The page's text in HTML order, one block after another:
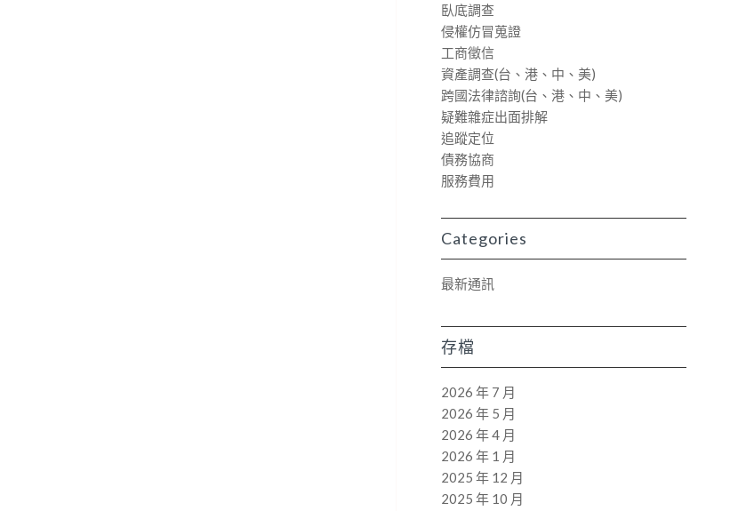
臥底調查
侵權仿冒蒐證
工商徵信
資產調查(台、港、中、美)
跨國法律諮詢(台、港、中、美)
疑難雜症出面排解
追蹤定位
債務協商
服務費用
Categories
最新通訊
存檔
2026 年 7 月
2026 年 5 月
2026 年 4 月
2026 年 1 月
2025 年 12 月
2025 年 10 月